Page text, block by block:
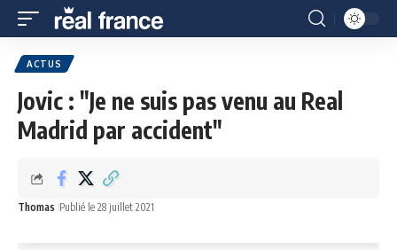
ACTUS
Jovic : "Je ne suis pas venu au Real
Madrid par accident"
Thomas Publié le 28 juillet 2021